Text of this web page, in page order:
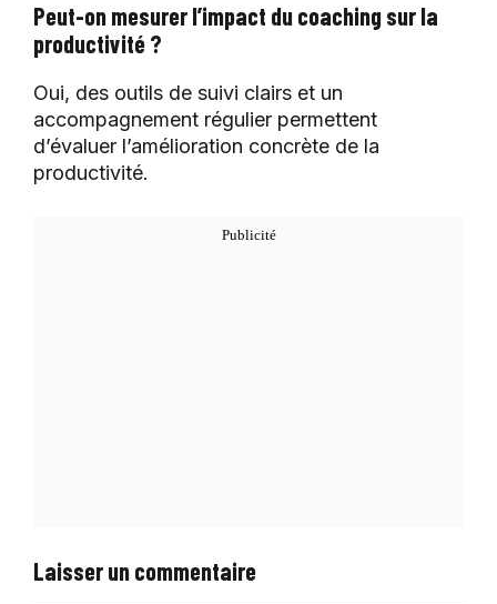
Peut-on mesurer l’impact du coaching sur la
productivité ?
Oui, des outils de suivi clairs et un
accompagnement régulier permettent
d’évaluer l’amélioration concrète de la
productivité.
Laisser un commentaire